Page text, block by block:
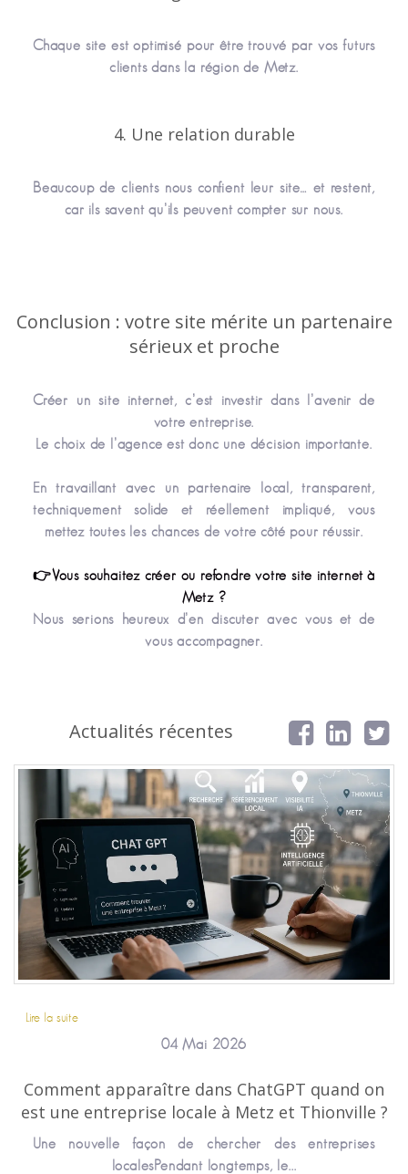
Chaque site est optimisé pour être trouvé par vos futurs
clients dans la région de Metz.
4. Une relation durable
Beaucoup de clients nous confient leur site… et restent,
car ils savent qu’ils peuvent compter sur nous.
Conclusion : votre site mérite un partenaire
sérieux et proche
Créer un site internet, c’est investir dans l’avenir de
votre entreprise.
Le choix de l’agence est donc une décision importante.
En travaillant avec un partenaire local, transparent,
techniquement solide et réellement impliqué, vous
mettez toutes les chances de votre côté pour réussir.
👉Vous souhaitez créer ou refondre votre site internet à
Metz ?
Nous serions heureux d’en discuter avec vous et de
vous accompagner.
Actualités récentes
Lire la suite
04 Mai 2026
Comment apparaître dans ChatGPT quand on
est une entreprise locale à Metz et Thionville ?
Une nouvelle façon de chercher des entreprises
localesPendant longtemps, le...